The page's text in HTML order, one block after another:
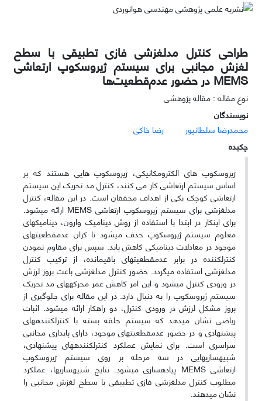
طراحی کنترل مدلغزشی فازی تطبیقی با سطح
لغزش مجانبی برای سیستم ژیروسکوپ ارتعاشی
MEMS در حضور عدم‌قطعیت‌ها
نوع مقاله : مقاله پژوهشی
نویسندگان
محمدرضا سلطانپور
رضا خاکی
چکیده
ژیروسکوپ های الکترومکانیکی، ژیروسکوپ هایی هستند که بر
اساس سیستم ارتعاشی کار می کنند، کنترل مد تحریک این سیستم
ارتعاشی کوچک یکی از اهداف محققان است. در این مقاله، کنترل
مدلغزشی برای سیستم ژیروسکوپ ارتعاشی MEMS ارائه می­شود.
برای اینکار در ابتدا با استفاده از روش دینامیک وارون، دینامیک­های
معلوم سیستم ژیروسکوپ حذف می­شود تا کران عدم­قطعیت­های
موجود در معادلات دینامیکی کاهش یابد. سپس برای مقاوم نمودن
کنترل­کننده در برابر عدم­قطعیت­های باقیمانده، از ترکیب کنترل
مدلغزشی استفاده می­گردد. حضور کنترل مدلغزشی باعث بروز لرزش
در ورودی کنترل می­شود و این امر کاهش عمر محرکه­های مد تحریک
سیستم ژیروسکوپ را به دنبال دارد. در این مقاله برای جلوگیری از
بروز مشکل لرزش در ورودی کنترل، دو راهکار ارائه می­شود. اثبات
ریاضی نشان می­دهد که سیستم حلقه بسته با کنترل­کننده­های
پیشنهادی و در حضور عدم­قطعیت­های موجود، دارای پایداری مجانبی
سراسری است. برای نمایش عملکرد کنترل­کننده­های پیشنهادی،
شبیه­سازی­هایی در سه مرحله بر روی سیستم ژیروسکوپ
ارتعاشیMEMS پیاده­سازی می­شود. نتایج شبیه­سازی­ها، عملکرد
مطلوب کنترل مدلغزشی فازی تطبیقی با سطح لغزش مجانبی را
نشان می­دهند.